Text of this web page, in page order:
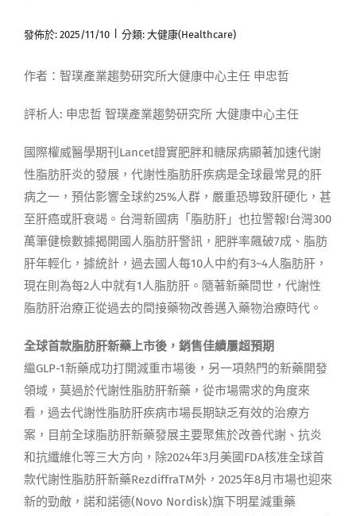
中文
發佈於: 2025/11/10 分類: 大健康(Healthcare)
作者：智璞產業趨勢研究所大健康中心主任 申忠哲
評析人: 申忠哲 智璞產業趨勢研究所 大健康中心主任
國際權威醫學期刊Lancet證實肥胖和糖尿病顯著加速代謝
性脂肪肝炎的發展，代謝性脂肪肝疾病是全球最常見的肝
病之一，預估影響全球約25%人群，嚴重恐導致肝硬化，甚
至肝癌或肝衰竭。台灣新國病「脂肪肝」也拉警報!台灣300
萬筆健檢數據揭開國人脂肪肝警訊，肥胖率飆破7成、脂肪
肝年輕化，據統計，過去國人每10人中約有3~4人脂肪肝，
現在則為每2人中就有1人脂肪肝。隨著新藥問世，代謝性
脂肪肝治療正從過去的間接藥物改善邁入藥物治療時代。
全球首款脂肪肝新藥上市後，銷售佳績屢超預期
繼GLP-1新藥成功打開減重市場後，另一項熱門的新藥開發
領域，莫過於代謝性脂肪肝新藥，從市場需求的角度來
看，過去代謝性脂肪肝疾病市場長期缺乏有效的治療方
案，目前全球脂肪肝新藥發展主要聚焦於改善代謝、抗炎
和抗纖維化等三大方向，除2024年3月美國FDA核准全球首
款代謝性脂肪肝新藥RezdiffraTM外，2025年8月市場也迎來
新的勁敵，諾和諾德(Novo Nordisk)旗下明星減重藥